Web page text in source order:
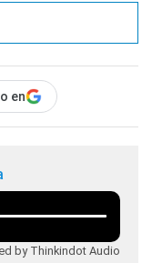
en
by Thinkindot Audio